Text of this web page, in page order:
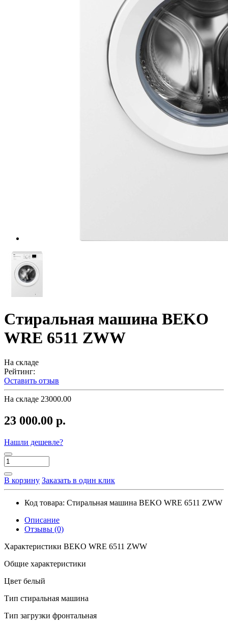
Стиральная машина BEKO
WRE 6511 ZWW
На складе
Рейтинг:
Оставить отзыв
На складе 23000.00
23 000.00 р.
Нашли дешевле?
В корзину Заказать в один клик
Код товара: Стиральная машина BEKO WRE 6511 ZWW
Описание
Отзывы (0)
Характеристики BEKO WRE 6511 ZWW
Общие характеристики
Цвет белый
Тип стиральная машина
Тип загрузки фронтальная